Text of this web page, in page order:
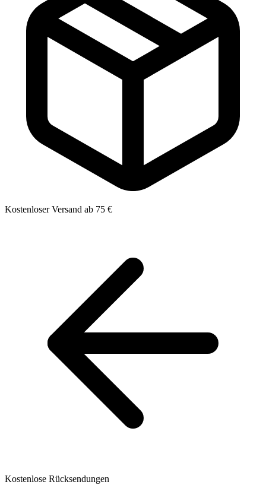
Kostenloser Versand ab 75 €
Kostenlose Rücksendungen